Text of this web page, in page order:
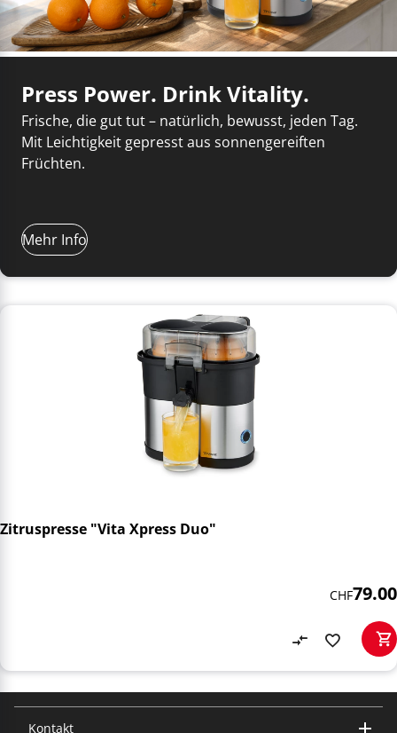
Press Power. Drink Vitality.
Frische, die gut tut – natürlich, bewusst, jeden Tag.
Mit Leichtigkeit gepresst aus sonnengereiften
Früchten.
Mehr Info
Zitruspresse "Vita Xpress Duo"
CHF79.00
Kontakt